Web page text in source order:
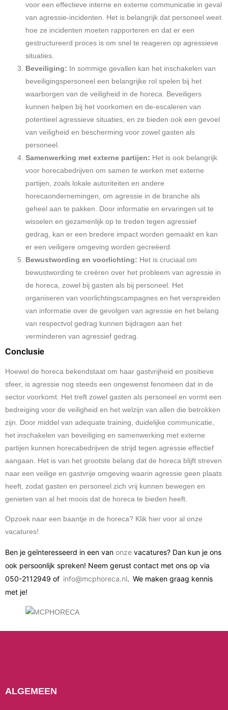
voor een effectieve interne en externe communicatie in geval
van agressie-incidenten. Het is belangrijk dat personeel weet
hoe ze incidenten moeten rapporteren en dat er een
gestructureerd proces is om snel te reageren op agressieve
situaties.
Beveiliging: In sommige gevallen kan het inschakelen van
beveiligingspersoneel een belangrijke rol spelen bij het
waarborgen van de veiligheid in de horeca. Beveiligers
kunnen helpen bij het voorkomen en de-escaleren van
potentieel agressieve situaties, en ze bieden ook een gevoel
van veiligheid en bescherming voor zowel gasten als
personeel.
Samenwerking met externe partijen: Het is ook belangrijk
voor horecabedrijven om samen te werken met externe
partijen, zoals lokale autoriteiten en andere
horecaondernemingen, om agressie in de branche als
geheel aan te pakken. Door informatie en ervaringen uit te
wisselen en gezamenlijk op te treden tegen agressief
gedrag, kan er een bredere impact worden gemaakt en kan
er een veiligere omgeving worden gecreëerd.
Bewustwording en voorlichting: Het is cruciaal om
bewustwording te creëren over het probleem van agressie in
de horeca, zowel bij gasten als bij personeel. Het
organiseren van voorlichtingscampagnes en het verspreiden
van informatie over de gevolgen van agressie en het belang
van respectvol gedrag kunnen bijdragen aan het
verminderen van agressief gedrag.
Conclusie
Hoewel de horeca bekendstaat om haar gastvrijheid en positieve
sfeer, is agressie nog steeds een ongewenst fenomeen dat in de
sector voorkomt. Het treft zowel gasten als personeel en vormt een
bedreiging voor de veiligheid en het welzijn van allen die betrokken
zijn. Door middel van adequate training, duidelijke communicatie,
het inschakelen van beveiliging en samenwerking met externe
partijen kunnen horecabedrijven de strijd tegen agressie effectief
aangaan. Het is van het grootste belang dat de horeca blijft streven
naar een veilige en gastvrije omgeving waarin agressie geen plaats
heeft, zodat gasten en personeel zich vrij kunnen bewegen en
genieten van al het moois dat de horeca te bieden heeft.
Opzoek naar een baantje in de horeca? Klik hier voor al onze
vacatures!
Ben je geïnteresseerd in een van onze vacatures? Dan kun je ons
ook persoonlijk spreken! Neem gerust contact met ons op via
050-2112949 of info@mcphoreca.nl. We maken graag kennis
met je!
ALGEMEEN